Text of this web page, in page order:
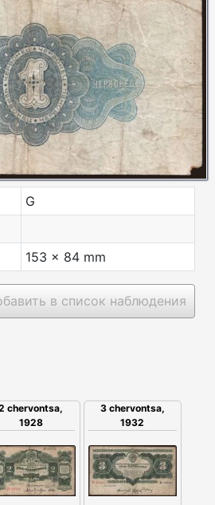
G
153 x 84 mm
в список наблюдения
chervontsa,
1928
3 chervontsa,
1932